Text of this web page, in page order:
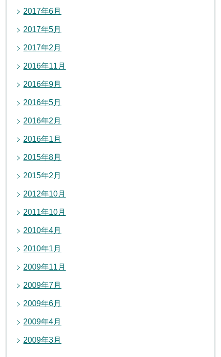
2017年6月
2017年5月
2017年2月
2016年11月
2016年9月
2016年5月
2016年2月
2016年1月
2015年8月
2015年2月
2012年10月
2011年10月
2010年4月
2010年1月
2009年11月
2009年7月
2009年6月
2009年4月
2009年3月